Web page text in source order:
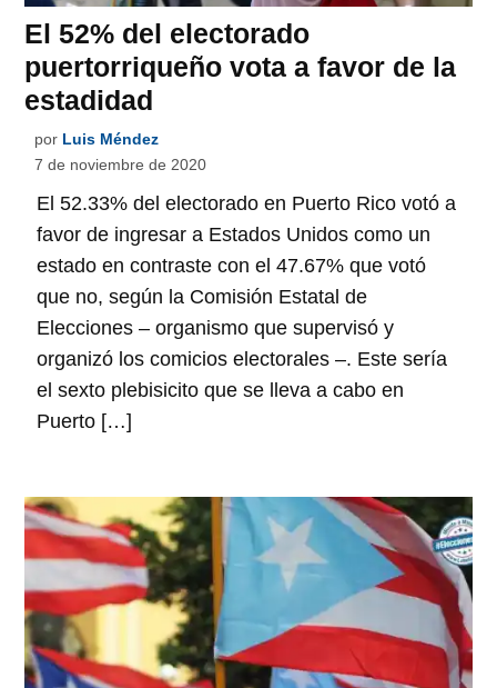
El 52% del electorado
puertorriqueño vota a favor de la
estadidad
por Luis Méndez
7 de noviembre de 2020
El 52.33% del electorado en Puerto Rico votó a
favor de ingresar a Estados Unidos como un
estado en contraste con el 47.67% que votó
que no, según la Comisión Estatal de
Elecciones – organismo que supervisó y
organizó los comicios electorales –. Este sería
el sexto plebisicito que se lleva a cabo en
Puerto […]